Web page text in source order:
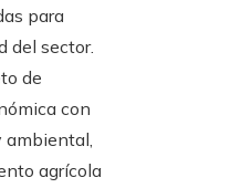
para
del sector.
de
con
agrícola